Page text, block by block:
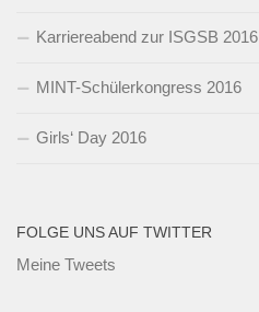
Karriereabend zur ISGSB 2016
MINT-Schülerkongress 2016
Girls‘ Day 2016
FOLGE UNS AUF TWITTER
Meine Tweets